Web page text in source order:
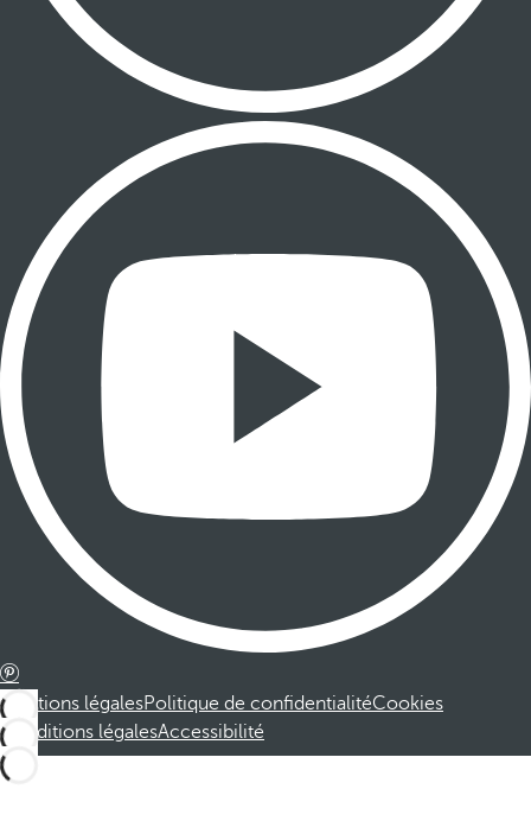
Mentions légalesPolitique de confidentialitéCookies
Conditions légalesAccessibilité